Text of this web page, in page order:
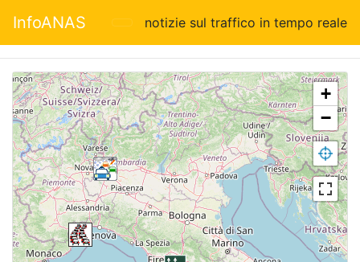
InfoANAS notizie sul traffico in tempo reale
+
−